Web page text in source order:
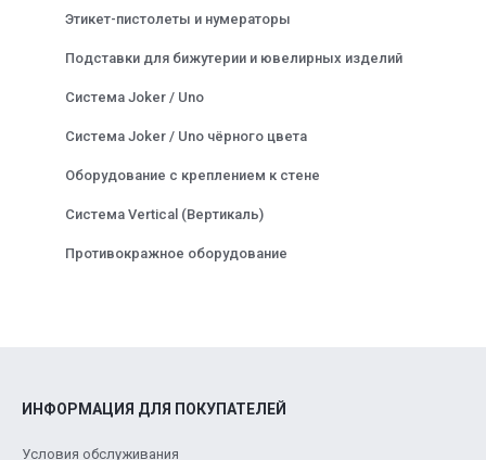
Этикет-пистолеты и нумераторы
Подставки для бижутерии и ювелирных изделий
Система Joker / Uno
Система Joker / Uno чёрного цвета
Оборудование с креплением к стене
Система Vertical (Вертикаль)
Противокражное оборудование
ИНФОРМАЦИЯ ДЛЯ ПОКУПАТЕЛЕЙ
Условия обслуживания